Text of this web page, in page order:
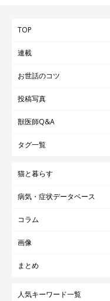
TOP
連載
お世話のコツ
投稿写真
獣医師Q&A
タグ一覧
猫と暮らす
病気・症状データベース
コラム
画像
まとめ
人気キーワード一覧